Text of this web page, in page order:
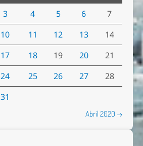
3 4 5 6
7
10 11 12 13
14
17 18 19 20
21
24 25 26 27
28
31
Abril 2020 →